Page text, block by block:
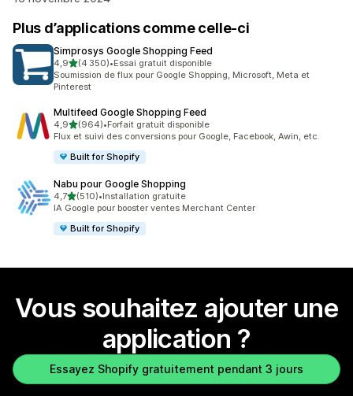
Plus d’applications comme celle-ci
Simprosys Google Shopping Feed
4,9étoile(s) sur 5
(4 350)
4350 avis au total
•Essai gratuit disponible
Soumission de flux pour Google Shopping, Microsoft, Meta et
Pinterest
Multifeed Google Shopping Feed
4,9étoile(s) sur 5
(964)
964 avis au total
•Forfait gratuit disponible
Flux et suivi des conversions pour Google, Facebook, Awin, etc.
Built for Shopify
Nabu pour Google Shopping
4,7étoile(s) sur 5
(510)
510 avis au total
•Installation gratuite
IA Google pour booster ventes Merchant Center
Built for Shopify
Vous souhaitez ajouter une
application ?
Essayez Shopify gratuitement pendant 3 jours